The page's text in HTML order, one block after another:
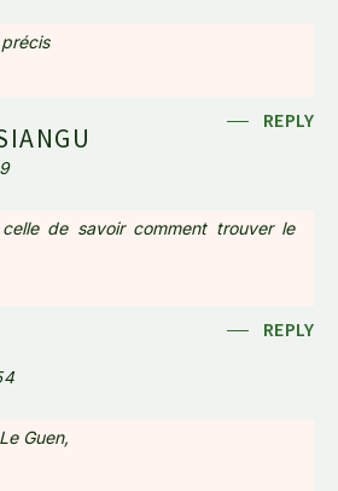
de savoir comment trouver le
REPLY
Guen,
REPLY